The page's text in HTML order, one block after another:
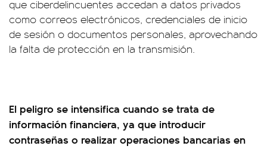
que ciberdelincuentes accedan a datos privados
como correos electrónicos, credenciales de inicio
de sesión o documentos personales, aprovechando
la falta de protección en la transmisión.
El peligro se intensifica cuando se trata de
información financiera, ya que introducir
contraseñas o realizar operaciones bancarias en